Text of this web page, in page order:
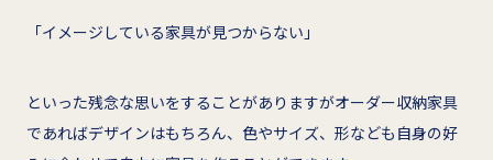
「イメージしている家具が見つからない」
といった残念な思いをすることがありますがオーダー収納家具
であればデザインはもちろん、色やサイズ、形なども自身の好